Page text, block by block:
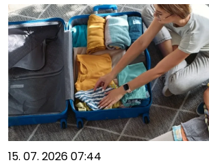
15. 07. 2026 07:44